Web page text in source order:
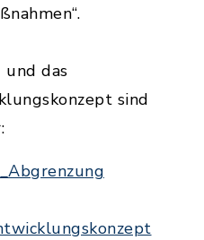
und das
sind